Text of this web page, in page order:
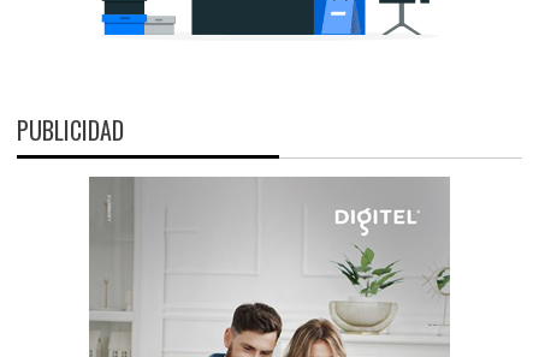
PUBLICIDAD